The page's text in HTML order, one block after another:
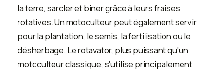
la terre, sarcler et biner grâce à leurs fraises
rotatives. Un motoculteur peut également servir
pour la plantation, le semis, la fertilisation ou le
désherbage. Le rotavator, plus puissant qu'un
motoculteur classique, s'utilise principalement